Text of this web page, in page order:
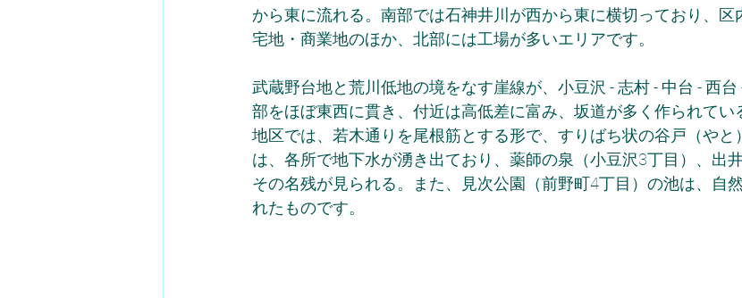
から東に流れる。南部では石神井川が西から東に横切っており、区
宅地・商業地のほか、北部には工場が多いエリアです。
武蔵野台地と荒川低地の境をなす崖線が、小豆沢 - 志村 - 中台 - 西
部をほぼ東西に貫き、付近は高低差に富み、坂道が多く作られてい
地区では、若木通りを尾根筋とする形で、すりばち状の谷戸（やと
は、各所で地下水が湧き出ており、薬師の泉（小豆沢3丁目）、出
その名残が見られる。また、見次公園（前野町4丁目）の池は、自
れたものです。